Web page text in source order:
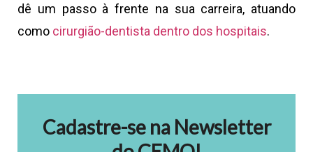
dê um passo à frente na sua carreira, atuando
como cirurgião-dentista dentro dos hospitais.
Cadastre-se na Newsletter